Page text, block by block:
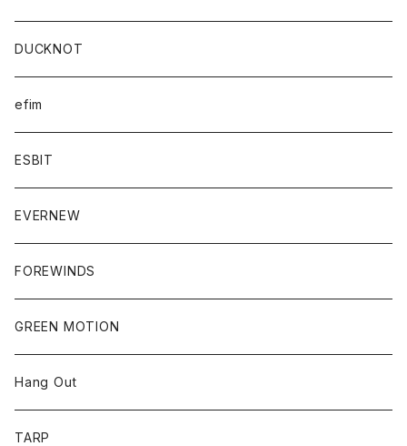
DUCKNOT
efim
ESBIT
EVERNEW
FOREWINDS
GREEN MOTION
Hang Out
TARP